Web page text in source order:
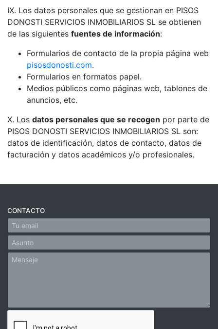
IX. Los datos personales que se gestionan en PISOS
DONOSTI SERVICIOS INMOBILIARIOS SL se obtienen
de las siguientes fuentes de información:
Formularios de contacto de la propia página web
pisosdonosti.com.
Formularios en formatos papel.
Medios públicos como páginas web, tablones de
anuncios, etc.
X. Los datos personales que se recogen por parte de
PISOS DONOSTI SERVICIOS INMOBILIARIOS SL son:
datos de identificación, datos de contacto, datos de
facturación y datos académicos y/o profesionales.
CONTACTO
Email
Asunto
Mensaje